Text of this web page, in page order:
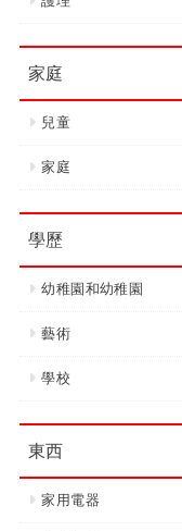
家庭
兒童
家庭
學歷
幼稚園和幼稚園
藝術
學校
東西
家用電器